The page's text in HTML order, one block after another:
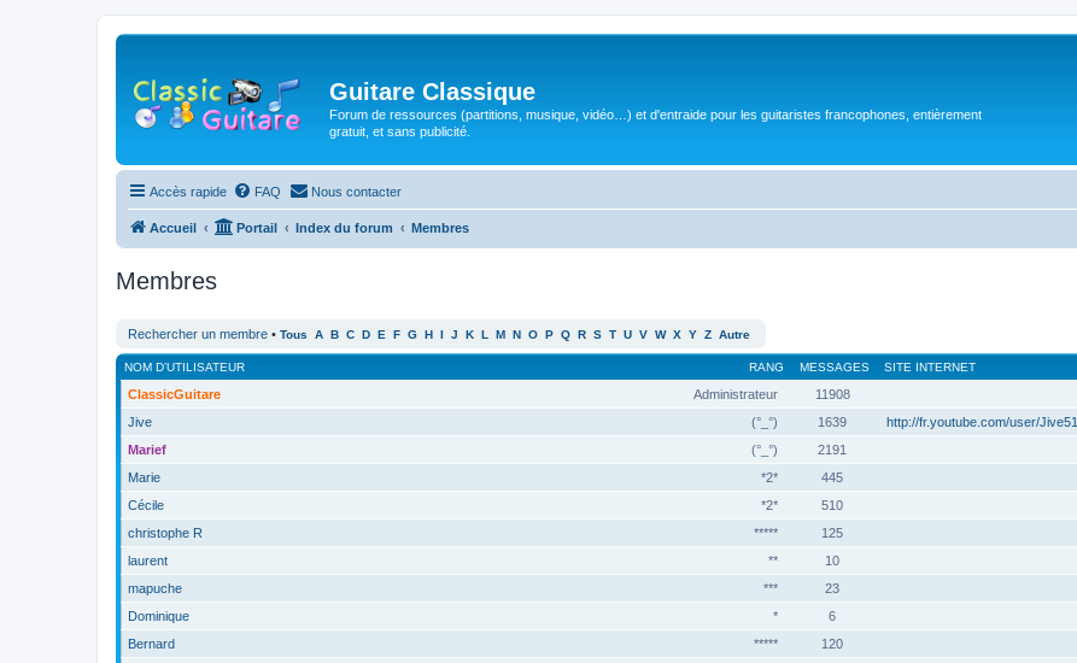
Guitare Classique
Forum de ressources (partitions, musique, vidéo…) et d'entraide pour les guitaristes francophones, entièrement
gratuit, et sans publicité.
Accès rapide FAQ Nous contacter
Accueil Portail Index du forum Membres
Membres
Rechercher un membre • Tous A B C D E F G H I J K L M N O P Q R S T U V W X Y Z Autre
RANG
NOM D’UTILISATEUR MESSAGES SITE INTERNET
Administrateur
ClassicGuitare 11908
(°_°)
Jive 1639 http://fr.youtube.com/user/Jive51
(°_°)
Marief 2191
*2*
Marie 445
*2*
Cécile 510
*****
christophe R 125
**
laurent 10
***
mapuche 23
*
Dominique 6
*****
Bernard 120